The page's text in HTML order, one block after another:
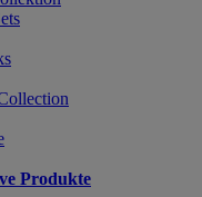
Produkte